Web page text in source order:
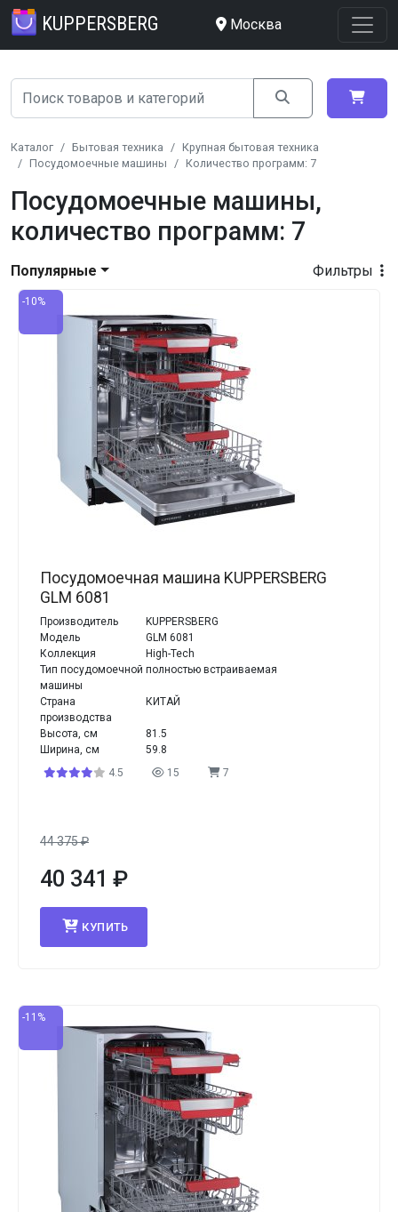
KUPPERSBERG Москва
Каталог Бытовая техника
Крупная бытовая техника
Посудомоечные машины
Количество программ: 7
Посудомоечные машины,
количество программ: 7
Фильтры
Популярные
-10%
Посудомоечная машина KUPPERSBERG
GLM 6081
Производитель
KUPPERSBERG
Модель
GLM 6081
Коллекция
High-Tech
Тип посудомоечной
машины
полностью встраиваемая
Страна
производства
КИТАЙ
Высота, см
81.5
Ширина, см
59.8
4.5
15 7
44 375₽
40 341 ₽
КУПИТЬ
-11%